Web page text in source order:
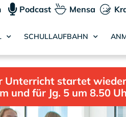
Podcast Mensa
SCHULLAUFBAHN
startet
und für Jg. 5 um 8.50